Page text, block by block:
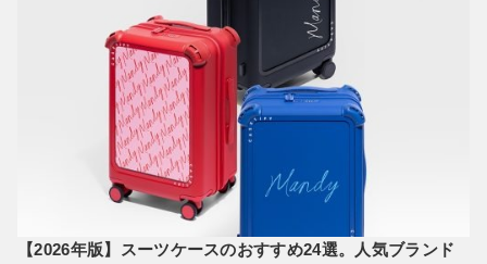
【2026年版】スーツケースのおすすめ24選。人気ブランド